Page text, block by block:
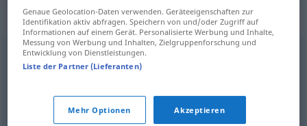
Synonyme für "hochgradig"
sonderlich,stark,massiv,ausgesprochen
außerordentlich,außergewöhnlich,ungemein
Genaue Geolocation-Daten verwenden. Geräteeigenschaften zur
Identifikation aktiv abfragen. Speichern von und/oder Zugriff auf
Informationen auf einem Gerät. Personalisierte Werbung und Inhalte,
Messung von Werbung und Inhalten, Zielgruppenforschung und
Entwicklung von Dienstleistungen.
Liste der Partner (Lieferanten)
Mehr Optionen Akzeptieren